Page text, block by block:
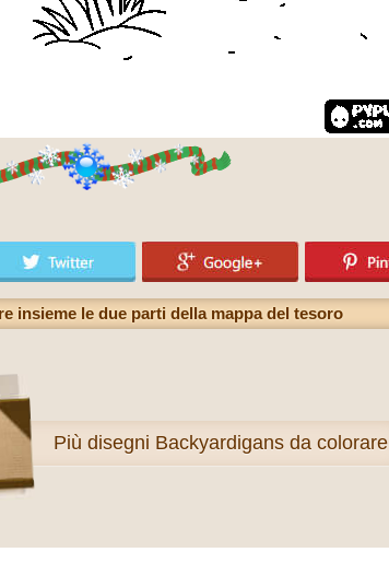
insieme le due parti della mappa del tesoro
Più disegni Backyardigans da colorare